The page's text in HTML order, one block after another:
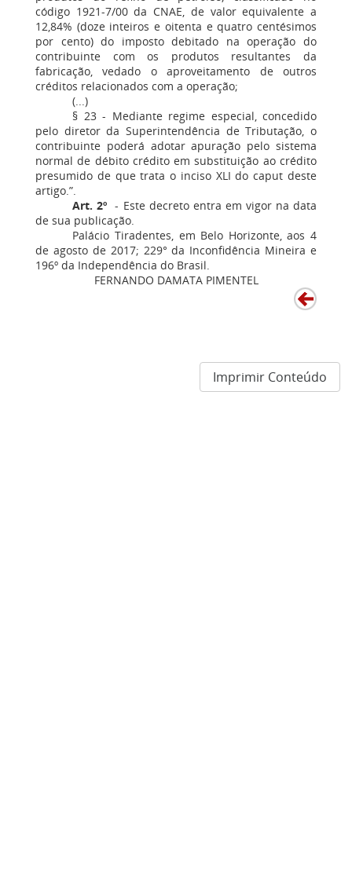
código 1921-7/00 da CNAE, de valor equivalente a
12,84% (doze inteiros e oitenta e quatro centésimos
por cento) do imposto debitado na operação do
contribuinte com os produtos resultantes da
fabricação, vedado o aproveitamento de outros
créditos relacionados com a operação;
(...)
§ 23 - Mediante regime especial, concedido
pelo diretor da Superintendência de Tributação, o
contribuinte poderá adotar apuração pelo sistema
normal de débito crédito em substituição ao crédito
presumido de que trata o inciso XLI do caput deste
artigo.”.
Art. 2º - Este decreto entra em vigor na data
de sua publicação.
Palácio Tiradentes, em Belo Horizonte, aos 4
de agosto de 2017; 229° da Inconfidência Mineira e
196º da Independência do Brasil.
FERNANDO DAMATA PIMENTEL
Imprimir Conteúdo